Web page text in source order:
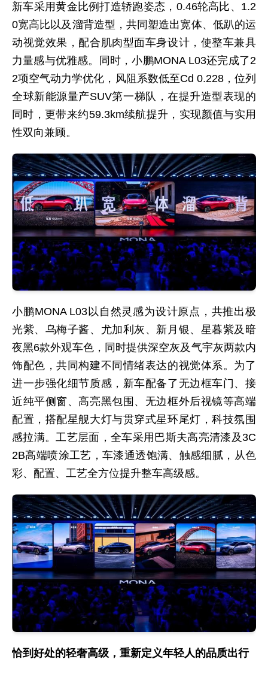
新车采用黄金比例打造轿跑姿态，0.46轮高比、1.2
0宽高比以及溜背造型，共同塑造出宽体、低趴的运
动视觉效果，配合肌肉型面车身设计，使整车兼具
力量感与优雅感。同时，小鹏MONA L03还完成了2
2项空气动力学优化，风阻系数低至Cd 0.228，位列
全球新能源量产SUV第一梯队，在提升造型表现的
同时，更带来约59.3km续航提升，实现颜值与实用
性双向兼顾。
小鹏MONA L03以自然灵感为设计原点，共推出极
光紫、乌梅子酱、尤加利灰、新月银、星暮紫及暗
夜黑6款外观车色，同时提供深空灰及气宇灰两款内
饰配色，共同构建不同情绪表达的视觉体系。为了
进一步强化细节质感，新车配备了无边框车门、接
近纯平侧窗、高亮黑包围、无边框外后视镜等高端
配置，搭配星舰大灯与贯穿式星环尾灯，科技氛围
感拉满。工艺层面，全车采用巴斯夫高亮清漆及3C
2B高端喷涂工艺，车漆通透饱满、触感细腻，从色
彩、配置、工艺全方位提升整车高级感。
恰到好处的轻奢高级，重新定义年轻人的品质出行